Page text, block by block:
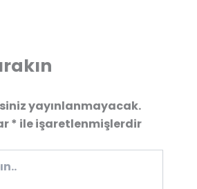
yayınlanmayacak.
* ile işaretlenmişlerdir